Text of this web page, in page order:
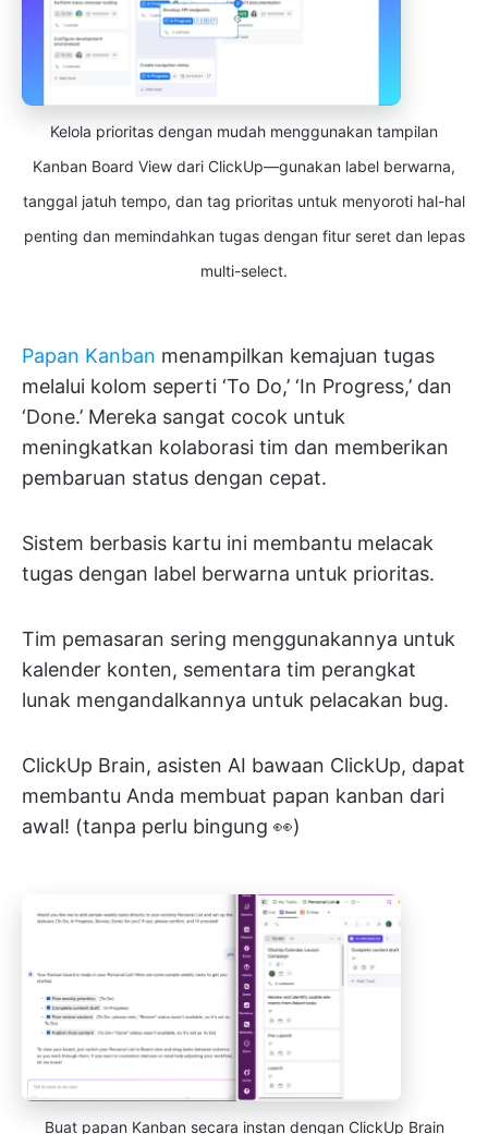
Kelola prioritas dengan mudah menggunakan tampilan
Kanban Board View dari ClickUp—gunakan label berwarna,
tanggal jatuh tempo, dan tag prioritas untuk menyoroti hal-hal
penting dan memindahkan tugas dengan fitur seret dan lepas
multi-select.
Papan Kanban menampilkan kemajuan tugas
melalui kolom seperti ‘To Do,’ ‘In Progress,’ dan
‘Done.’ Mereka sangat cocok untuk
meningkatkan kolaborasi tim dan memberikan
pembaruan status dengan cepat.
Sistem berbasis kartu ini membantu melacak
tugas dengan label berwarna untuk prioritas.
Tim pemasaran sering menggunakannya untuk
kalender konten, sementara tim perangkat
lunak mengandalkannya untuk pelacakan bug.
ClickUp Brain, asisten AI bawaan ClickUp, dapat
membantu Anda membuat papan kanban dari
awal! (tanpa perlu bingung 👀)
Buat papan Kanban secara instan dengan ClickUp Brain